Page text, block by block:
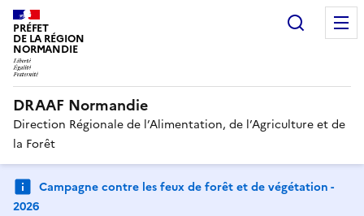
PRÉFET
DE LA RÉGION
NORMANDIE
DRAAF Normandie
Direction Régionale de l’Alimentation, de l’Agriculture et de
la Forêt
Campagne contre les feux de forêt et de végétation -
2026